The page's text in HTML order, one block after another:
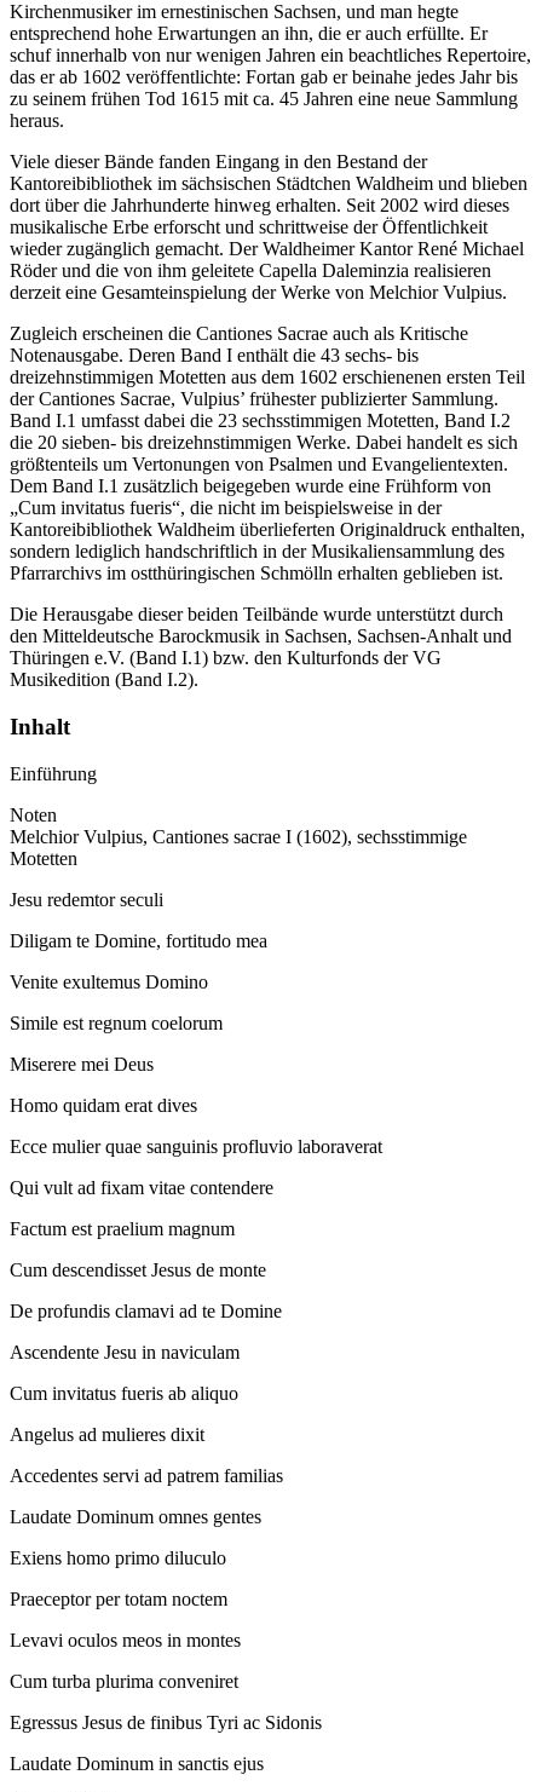
Kirchenmusiker im ernestinischen Sachsen, und man hegte
entsprechend hohe Erwartungen an ihn, die er auch erfüllte. Er
schuf innerhalb von nur wenigen Jahren ein beachtliches Repertoire,
das er ab 1602 veröffentlichte: Fortan gab er beinahe jedes Jahr bis
zu seinem frühen Tod 1615 mit ca. 45 Jahren eine neue Sammlung
heraus.
Viele dieser Bände fanden Eingang in den Bestand der
Kantoreibibliothek im sächsischen Städtchen Waldheim und blieben
dort über die Jahrhunderte hinweg erhalten. Seit 2002 wird dieses
musikalische Erbe erforscht und schrittweise der Öffentlichkeit
wieder zugänglich gemacht. Der Waldheimer Kantor René Michael
Röder und die von ihm geleitete Capella Daleminzia realisieren
derzeit eine Gesamteinspielung der Werke von Melchior Vulpius.
Zugleich erscheinen die Cantiones Sacrae auch als Kritische
Notenausgabe. Deren Band I enthält die 43 sechs- bis
dreizehnstimmigen Motetten aus dem 1602 erschienenen ersten Teil
der Cantiones Sacrae, Vulpius’ frühester publizierter Sammlung.
Band I.1 umfasst dabei die 23 sechsstimmigen Motetten, Band I.2
die 20 sieben- bis dreizehnstimmigen Werke. Dabei handelt es sich
größtenteils um Vertonungen von Psalmen und Evangelientexten.
Dem Band I.1 zusätzlich beigegeben wurde eine Frühform von
„Cum invitatus fueris“, die nicht im beispielsweise in der
Kantoreibibliothek Waldheim überlieferten Originaldruck enthalten,
sondern lediglich handschriftlich in der Musikaliensammlung des
Pfarrarchivs im ostthüringischen Schmölln erhalten geblieben ist.
Die Herausgabe dieser beiden Teilbände wurde unterstützt durch
den Mitteldeutsche Barockmusik in Sachsen, Sachsen-Anhalt und
Thüringen e.V. (Band I.1) bzw. den Kulturfonds der VG
Musikedition (Band I.2).
Inhalt
Einführung
Noten
Melchior Vulpius, Cantiones sacrae I (1602), sechsstimmige
Motetten
Jesu redemtor seculi
Diligam te Domine, fortitudo mea
Venite exultemus Domino
Simile est regnum coelorum
Miserere mei Deus
Homo quidam erat dives
Ecce mulier quae sanguinis profluvio laboraverat
Qui vult ad fixam vitae contendere
Factum est praelium magnum
Cum descendisset Jesus de monte
De profundis clamavi ad te Domine
Ascendente Jesu in naviculam
Cum invitatus fueris ab aliquo
Angelus ad mulieres dixit
Accedentes servi ad patrem familias
Laudate Dominum omnes gentes
Exiens homo primo diluculo
Praeceptor per totam noctem
Levavi oculos meos in montes
Cum turba plurima conveniret
Egressus Jesus de finibus Tyri ac Sidonis
Laudate Dominum in sanctis ejus